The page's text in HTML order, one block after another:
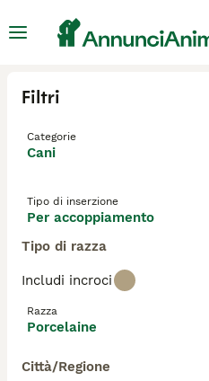
Filtri
Categorie
Cani
Tipo di inserzione
Per accoppiamento
Tipo di razza
Includi incroci
Razza
Porcelaine
Città/Regione